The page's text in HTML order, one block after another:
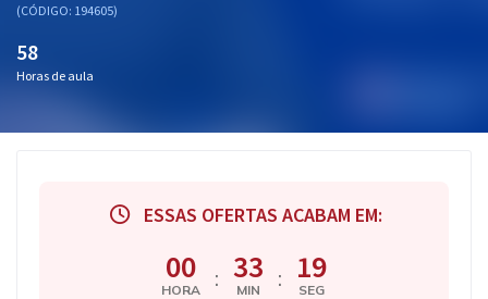
Atendimento
(CÓDIGO: 194605)
58
Horas de aula
ESSAS OFERTAS ACABAM EM:
00
HORA : 33
MIN : 18
SEG